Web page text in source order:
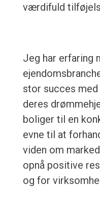
værdifuld
Jeg har erfaring
stor succes
deres
boliger til en
evne til at
viden om
opnå positive
og for